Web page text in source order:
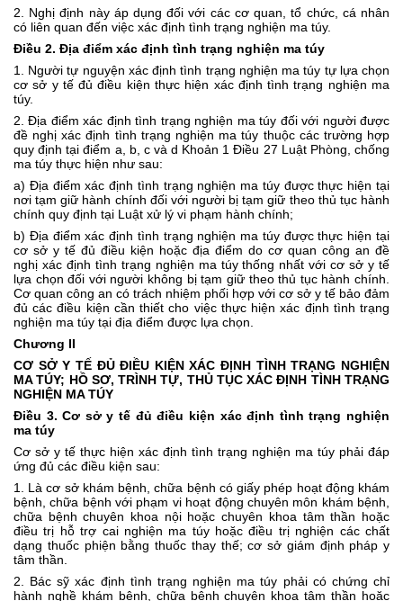
2. Nghị định này áp dụng đối với các cơ quan, tổ chức, cá nhân
có liên quan đến việc xác định tình trạng nghiện ma túy.
Điều 2. Địa điểm xác định tình trạng nghiện ma túy
1. Người tự nguyện xác định tình trạng nghiện ma túy tự lựa chọn
cơ sở y tế đủ điều kiện thực hiện xác định tình trạng nghiện ma
túy.
2. Địa điểm xác định tình trạng nghiện ma túy đối với người được
đề nghị xác định tình trạng nghiện ma túy thuộc các trường hợp
quy định tạiđiểm a, b, c và d Khoản 1 Điều 27 Luật Phòng, chống
ma túy thực hiện như sau:
a) Địa điểm xác định tình trạng nghiện ma túy được thực hiện tại
nơi tạm giữ hành chính đối với người bị tạm giữ theo thủ tục hành
chính quy định tại Luật xử lý vi phạm hành chính;
b) Địa điểm xác định tình trạng nghiện ma túy được thực hiện tại
cơ sở y tế đủ điều kiện hoặc địa điểm do cơ quan công an đề
nghị xác định tình trạng nghiện ma túy thống nhất với cơ sở y tế
lựa chọn đối với người không bị tạm giữ theo thủ tục hành chính.
Cơ quan công an có trách nhiệm phối hợp với cơ sở y tế bảo đảm
đủ các điều kiện cần thiết cho việc thực hiện xác định tình trạng
nghiện ma túy tại địa điểm được lựa chọn.
Chương II
CƠ SỞ Y TẾ ĐỦ ĐIỀU KIỆN XÁC ĐỊNH TÌNH TRẠNG NGHIỆN
MA TÚY; HỒ SƠ, TRÌNH TỰ, THỦ TỤC XÁC ĐỊNH TÌNH TRẠNG
NGHIỆN MA TÚY
Điều 3. Cơ sở y tế đủ điều kiện xác định tình trạng nghiện
ma túy
Cơ sở y tế thực hiện xác định tình trạng nghiện ma túy phải đáp
ứng đủ các điều kiện sau:
1. Là cơ sở khám bệnh, chữa bệnh có giấy phép hoạt động khám
bệnh, chữa bệnh với phạm vi hoạt động chuyên môn khám bệnh,
chữa bệnh chuyên khoa nội hoặc chuyên khoa tâm thần hoặc
điều trị hỗ trợ cai nghiện ma túy hoặc điều trị nghiện các chất
dạng thuốc phiện bằng thuốc thay thế; cơ sở giám định pháp y
tâm thần.
2. Bác sỹ xác định tình trạng nghiện ma túy phải có chứng chỉ
hành nghề khám bệnh, chữa bệnh chuyên khoa tâm thần hoặc